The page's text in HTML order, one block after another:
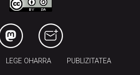
LEGE OHARRA PUBLIZITATEA